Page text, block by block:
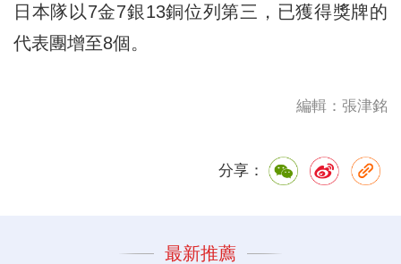
日本隊以7金7銀13銅位列第三，已獲得獎牌的
代表團增至8個。
編輯：張津銘
分享：
最新推薦